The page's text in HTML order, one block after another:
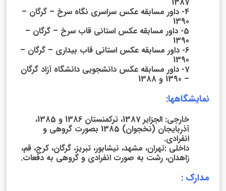
4- داور مسابقه عکس سراسری نگاه سرخ – گرگان –
1390
5- داور مسابقه عکس استانی قاب سرخ – گرگان –
1390
6- داور مسابقه عکس استانی قاب بیداری – گرگان –
1390
7- داور مسابقه عکس دانشجویی دانشگاه آزاد گرگان
– 1390 و 1388
نمایشگاهها:
خارجی: الجزایر 1387، ترکمنستان 1386 و 1385،
آذربایجان (نخجوان) 1385 بصورت گروهی و
انفرادی.
داخلی :تهران، مشهد، نیشابور، تبریز، گرگان، کرج، قم،
زاهدان، رشت به صورت انفرادی و گروهی به دفعات.
مدارک :